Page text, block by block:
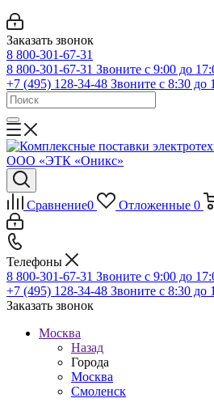
Заказать звонок
8 800-301-67-31
8 800-301-67-31 Звоните с 9:00 до
+7 (495) 128-34-48 Звоните с 8:30 до
Сравнение0 Отложенные 0
Телефоны
8 800-301-67-31 Звоните с 9:00 до
+7 (495) 128-34-48 Звоните с 8:30 до
Заказать звонок
Москва
Назад
Города
Москва
Смоленск